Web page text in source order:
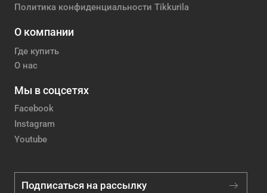
Политика конфиденциальности Tikkurila
О компании
Где купить
О нас
Мы в соцсетях
Facebook
Instagram
Youtube
Подписаться на рассылку